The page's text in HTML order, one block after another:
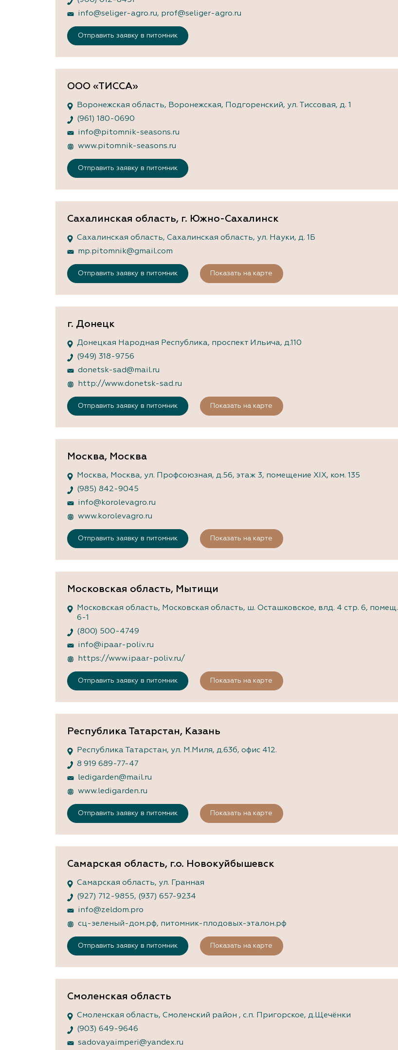
info@seliger-agro.ru, prof@seliger-agro.ru
Отправить заявку в питомник
ООО «ТИССА»
Воронежская область, Воронежская, Подгоренский, ул. Тиссовая, д. 1
(961) 180-0690
info@pitomnik-seasons.ru
www.pitomnik-seasons.ru
Отправить заявку в питомник
Сахалинская область, г. Южно-Сахалинск
Сахалинская область, Сахалинская область, ул. Науки, д. 1Б
mp.pitomnik@gmail.com
Отправить заявку в питомник Показать на карте
г. Донецк
Донецкая Народная Республика, проспект Ильича, д.110
(949) 318-9756
donetsk-sad@mail.ru
http://www.donetsk-sad.ru
Отправить заявку в питомник Показать на карте
Москва, Москва
Москва, Москва, ул. Профсоюзная, д.56, этаж 3, помещение XIX, ком. 135
(985) 842-9045
info@korolevagro.ru
www.korolevagro.ru
Отправить заявку в питомник Показать на карте
Московская область, Мытищи
Московская область, Московская область, ш. Осташковское, влд. 4 стр. 6, помещ.
6-1
(800) 500-4749
info@ipaar-poliv.ru
https://www.ipaar-poliv.ru/
Отправить заявку в питомник Показать на карте
Республика Татарстан, Казань
Республика Татарстан, ул. М.Миля, д.63б, офис 412.
8 919 689-77-47
ledigarden@mail.ru
www.ledigarden.ru
Отправить заявку в питомник Показать на карте
Самарская область, г.о. Новокуйбышевск
Самарская область, ул. Гранная
(927) 712-9855, (937) 657-9234
info@zeldom.pro
сц-зеленый-дом.рф, питомник-плодовых-эталон.рф
Отправить заявку в питомник Показать на карте
Смоленская область
Смоленская область, Смоленский район , с.п. Пригорское, д.Щечёнки
(903) 649-9646
sadovayaimperi@yandex.ru